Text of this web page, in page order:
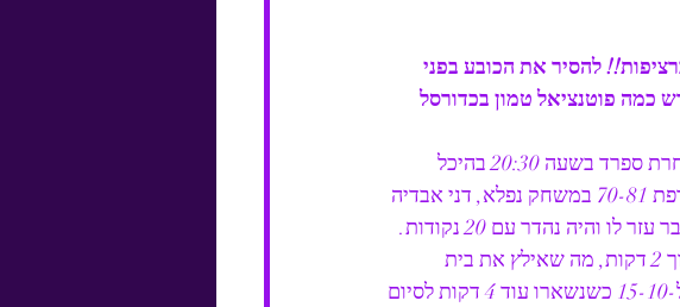
להסיר את הכובע בפני
כמה פוטנציאל טמון בכדורסל
נבחרת ישראל עלתה הערב לגמר אליפות אירופה ותתמודד ביום א מול נבחרת ספרד בשעה 20:30 בהיכל
קבוצת שלמה, בנסיון להגן על תואר אלופת אירופה. הנבחרת ניצחה את צרפת 70-81 במשחק נפלא, דני אבדיה
ישראל פתחה את המשחק לא טוב וראתה את צרפת רצה ליתרון 0-11 בתוך 2 דקות, מה שאילץ את בית
הלחמי לקחת פסק זמן מהיר. 8 נקודות של דני אבדיה צימקו את התוצאה ל-15-10 כשנשארו עוד 4 דקות לסיום